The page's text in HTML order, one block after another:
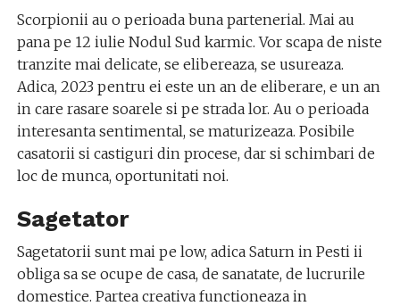
Scorpionii au o perioada buna partenerial. Mai au
pana pe 12 iulie Nodul Sud karmic. Vor scapa de niste
tranzite mai delicate, se elibereaza, se usureaza.
Adica, 2023 pentru ei este un an de eliberare, e un an
in care rasare soarele si pe strada lor. Au o perioada
interesanta sentimental, se maturizeaza. Posibile
casatorii si castiguri din procese, dar si schimbari de
loc de munca, oportunitati noi.
Sagetator
Sagetatorii sunt mai pe low, adica Saturn in Pesti ii
obliga sa se ocupe de casa, de sanatate, de lucrurile
domestice. Partea creativa functioneaza in